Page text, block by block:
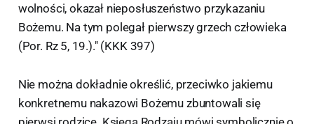
wolności, okazał nieposłuszeństwo przykazaniu
Bożemu. Na tym polegał pierwszy grzech człowieka
(Por. Rz 5, 19.)." (KKK 397)
Nie można dokładnie określić, przeciwko jakiemu
konkretnemu nakazowi Bożemu zbuntowali się